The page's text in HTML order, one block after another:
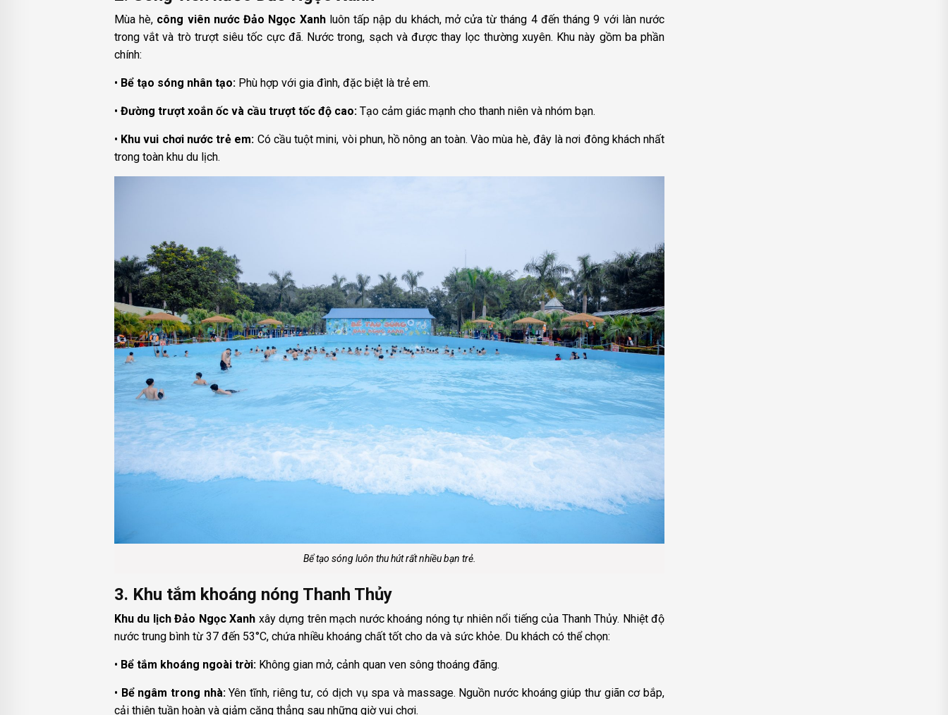
Mùa hè, công viên nước Đảo Ngọc Xanhluôn tấp nập du khách, mở cửa từ tháng 4 đến tháng 9 với làn nước
trong vắt và trò trượt siêu tốc cực đã. Nước trong, sạch và được thay lọc thường xuyên. Khu này gồm ba phần
chính:
• Bể tạo sóng nhân tạo: Phù hợp với gia đình, đặc biệt là trẻ em.
• Đường trượt xoắn ốc và cầu trượt tốc độ cao: Tạo cảm giác mạnh cho thanh niên và nhóm bạn.
• Khu vui chơi nước trẻ em: Có cầu tuột mini, vòi phun, hồ nông an toàn. Vào mùa hè, đây là nơi đông khách nhất
trong toàn khu du lịch.
Bể tạo sóng luôn thu hút rất nhiều bạn trẻ.
3. Khu tắm khoáng nóng Thanh Thủy
Khu du lịch Đảo Ngọc Xanh xây dựng trên mạch nước khoáng nóng tự nhiên nổi tiếng của Thanh Thủy. Nhiệt độ
nước trung bình từ 37 đến 53°C, chứa nhiều khoáng chất tốt cho da và sức khỏe. Du khách có thể chọn:
• Bể tắm khoáng ngoài trời: Không gian mở, cảnh quan ven sông thoáng đãng.
• Bể ngâm trong nhà:Yên tĩnh, riêng tư, có dịch vụ spa và massage. Nguồn nước khoáng giúp thư giãn cơ bắp,
cải thiện tuần hoàn và giảm căng thẳng sau những giờ vui chơi.